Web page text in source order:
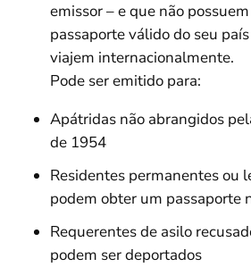
emissor – e que não
passaporte válido do seu
viajem internacionalmente.
Pode ser emitido para:
Apátridas não abrangidos
de 1954
Residentes permanentes ou
podem obter um passaporte
Requerentes de asilo
podem ser deportados